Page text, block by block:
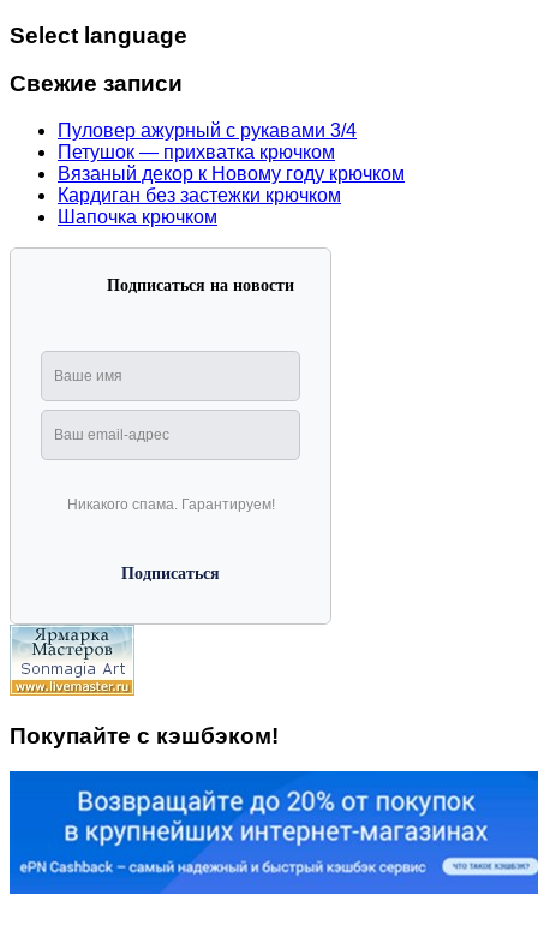
Select language
Свежие записи
Пуловер ажурный с рукавами 3/4
Петушок — прихватка крючком
Вязаный декор к Новому году крючком
Кардиган без застежки крючком
Шапочка крючком
Подписаться на новости
Никакого спама. Гарантируем!
Покупайте с кэшбэком!